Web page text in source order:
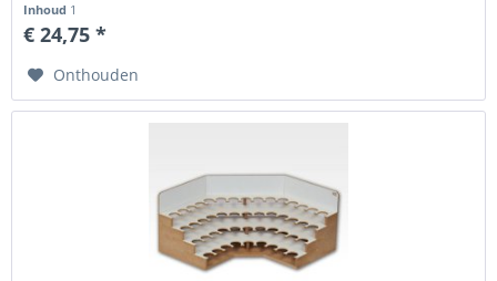
Inhoud 1
€ 24,75 *
Onthouden